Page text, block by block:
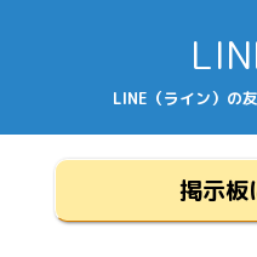
LINE（ライン）の
掲示板